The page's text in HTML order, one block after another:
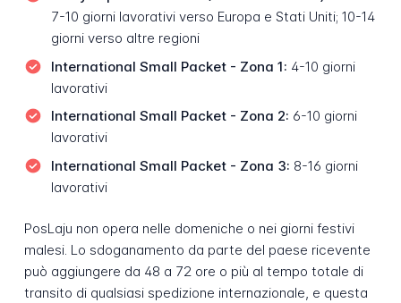
7-10 giorni lavorativi verso Europa e Stati Uniti; 10-14
giorni verso altre regioni
International Small Packet - Zona 1: 4-10 giorni
lavorativi
International Small Packet - Zona 2: 6-10 giorni
lavorativi
International Small Packet - Zona 3: 8-16 giorni
lavorativi
PosLaju non opera nelle domeniche o nei giorni festivi
malesi. Lo sdoganamento da parte del paese ricevente
può aggiungere da 48 a 72 ore o più al tempo totale di
transito di qualsiasi spedizione internazionale, e questa